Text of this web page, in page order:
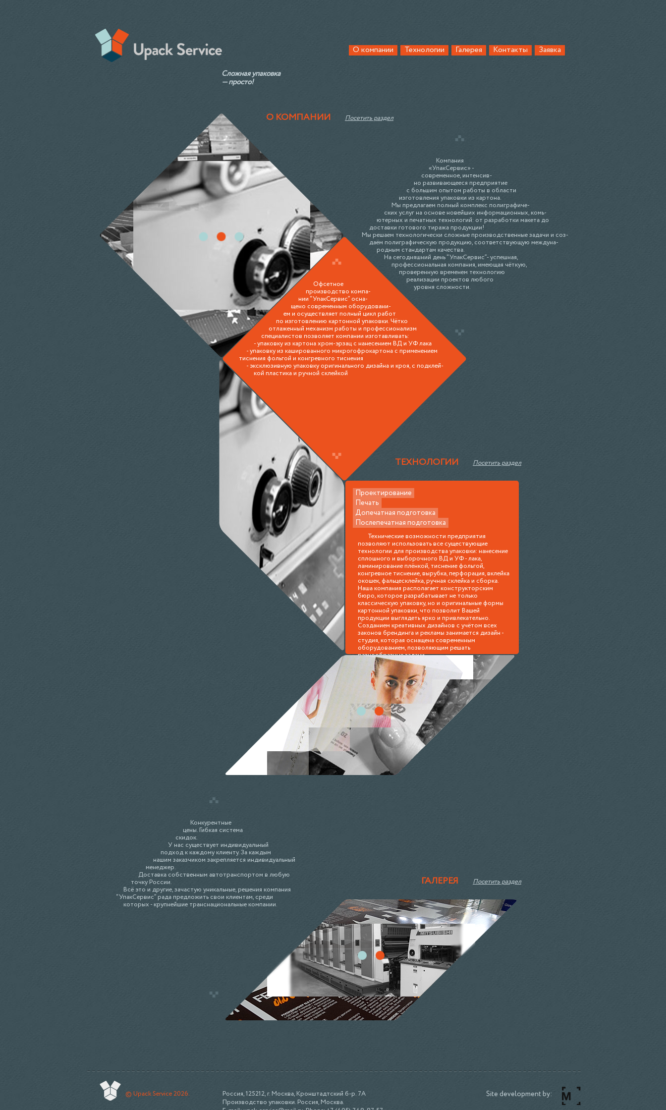
Сложная упаковка
— просто!
О компании Технологии Галерея Контакты Заявка
О КОМПАНИИ Посетить раздел
ТЕХНОЛОГИИ Посетить раздел
ГАЛЕРЕЯ Посетить раздел
Офсетное
производство компа-
нии “УпакСервис” осна-
щено современным оборудовани-
ем и осуществляет полный цикл работ
по изготовлению картонной упаковки. Чётко
отлаженный механизм работы и профессионализм
специалистов позволяет компании изготавливать:
- упаковку из картона хром-эрзац с нанесением ВД и УФ лака
- упаковку из кашированного микрогофрокартона с применением
тиснения фольгой и конгревного тиснения
- эксклюзивную упаковку оригинального дизайна и кроя, с подклей-
кой пластика и ручной склейкой
Компания
«УпакСервис» -
современное, интенсив-
но развивающееся предприятие
с большим опытом работы в области
изготовления упаковки из картона.
Мы предлагаем полный комплекс полиграфиче-
ских услуг на основе новейших информационных, комь-
ютерных и печатных технологий: от разработки макета до
доставки готового тиража продукции!
Мы решаем технологически сложные производственные задачи и соз-
даём полиграфическую продукцию, соответствующую междуна-
родным стандартам качества.
На сегодняшний день “УпакСервис”- успешная,
профессиональная компания, имеющая чёткую,
проверенную временем технологию
реализации проектов любого
уровня сложности.
Проектирование
Печать
Допечатная подготовка
Послепечатная подготовка
Технические возможности предприятия
позволяют использовать все существующие
технологии для производства упаковки: нанесение
сплошного и выборочного ВД и УФ - лака,
ламинирование плёнкой, тиснение фольгой,
конгревное тиснение, вырубка, перфорация, вклейка
окошек, фальцесклейка, ручная склейка и сборка.
Наша компания располагает конструкторским
бюро, которое разрабатывает не только
классическую упаковку, но и оригинальные формы
картонной упаковки, что позволит Вашей
продукции выглядеть ярко и привлекательно.
Созданием креативных дизайнов с учётом всех
законов брендинга и рекламы занимается дизайн -
студия, которая оснащена современным
оборудованием, позволяющим решать
разнообразные задачи.
Конкурентные
цены. Гибкая система
скидок.
У нас существует индивидуальный
подход к каждому клиенту. За каждым
нашим заказчиком закрепляется индивидуальный
менеджер.
Доставка собственным автотранспортом в любую
точку России.
Всё это и другие, зачастую уникальные, решения компания
“УпакCервис” рада предложить свои клиентам, среди
которых - крупнейшие транснациональные компании.
© Upack Service 2026.
Россия, 125212, г. Москва, Кронштадтский б-р. 7А
Производство упаковки. Россия, Москва.
Site development by: